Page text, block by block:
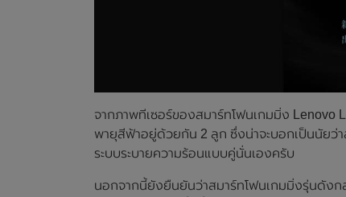
จากภาพทีเซอร์ของสมาร์ทโฟนเกมมิ่ง Lenovo
พายุสีฟ้าอยู่ด้วยกัน 2 ลูก ซึ่งน่าจะบอกเป็นนัยว่
ระบบระบายความร้อนแบบคู่นั่นเองครับ
นอกจากนี้ยังยืนยันว่าสมาร์ทโฟนเกมมิ่งรุ่นดังก